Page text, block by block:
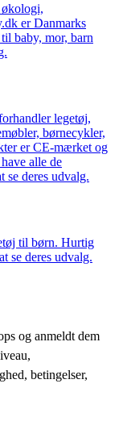
er Danmarks
baby, mor, barn
legetøj,
børnecykler,
er CE-mærket og
alle de
deres udvalg.
til børn. Hurtig
se deres udvalg.
og anmeldt dem
betingelser,